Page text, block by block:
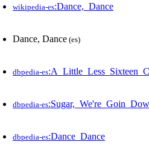
wikipedia-es:Dance,_Dance
Dance, Dance (es)
dbpedia-es
dbpedia-es
dbpedia-es:Dance_Dance